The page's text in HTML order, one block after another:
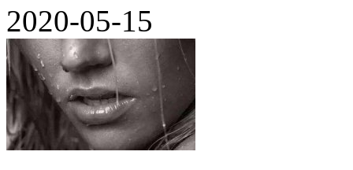
2020-05-15